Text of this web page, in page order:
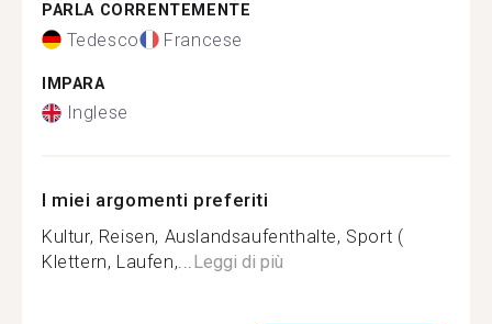
PARLA CORRENTEMENTE
Tedesco Francese
IMPARA
Inglese
I miei argomenti preferiti
Kultur, Reisen, Auslandsaufenthalte, Sport (
Klettern, Laufen,...Leggi di più